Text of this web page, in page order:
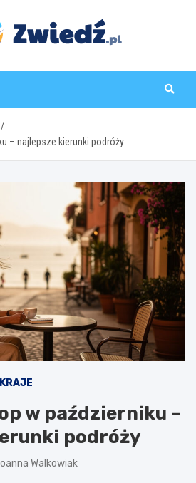
– najlepsze kierunki podróży
KRAJE
w październiku –
podróży
Walkowiak